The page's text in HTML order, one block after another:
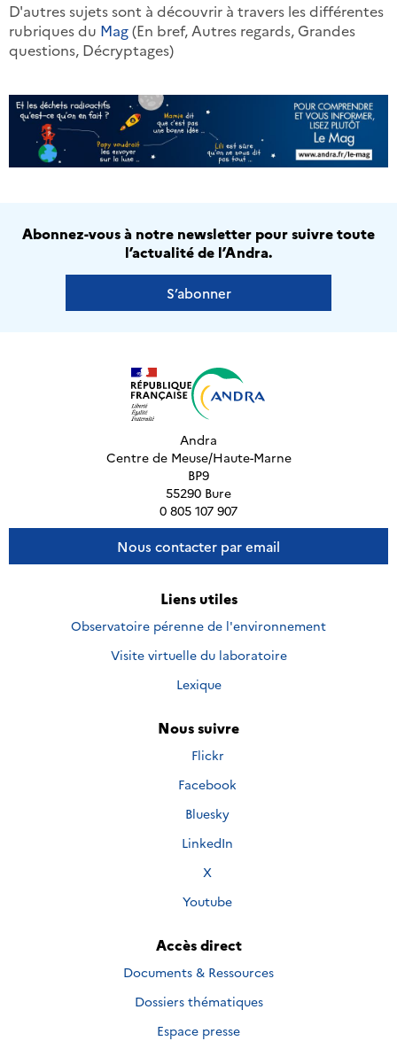
D'autres sujets sont à découvrir à travers les différentes
rubriques du Mag(En bref, Autres regards, Grandes
questions, Décryptages)
Abonnez-vous à notre newsletter pour suivre toute
l’actualité de l’Andra.
S’abonner
Andra
Centre de Meuse/Haute-Marne
BP9
55290 Bure
0 805 107 907
Nous contacter par email
Liens utiles
Observatoire pérenne de l'environnement
Visite virtuelle du laboratoire
Lexique
Nous suivre
Nous
sur
Flickr
Nous
sur
Facebook
Nous
sur
Bluesky
Nous
LinkedIn
Nous
sur
X
Nous
sur
Youtube
Accès direct
Documents & Ressources
Dossiers thématiques
Espace presse